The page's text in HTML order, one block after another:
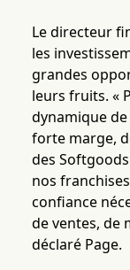
Le directeur
les
grandes
leurs fruits. «
dynamique
forte marge,
des
nos
confiance
de ventes, de
déclaré Page.